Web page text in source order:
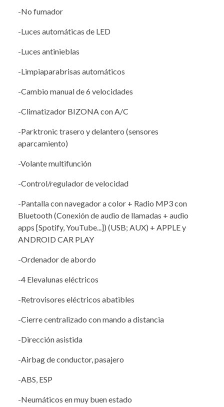
-No fumador
-Luces automáticas de LED
-Luces antinieblas
-Limpiaparabrisas automáticos
-Cambio manual de 6 velocidades
-Climatizador BIZONA con A/C
-Parktronic trasero y delantero (sensores
aparcamiento)
-Volante multifunción
-Control/regulador de velocidad
-Pantalla con navegador a color + Radio MP3 con
Bluetooth (Conexión de audio de llamadas + audio
apps [Spotify, YouTube...]) (USB; AUX) + APPLE y
ANDROID CAR PLAY
-Ordenador de abordo
-4 Elevalunas eléctricos
-Retrovisores eléctricos abatibles
-Cierre centralizado con mando a distancia
-Dirección asistida
-Airbag de conductor, pasajero
-ABS, ESP
-Neumáticos en muy buen estado